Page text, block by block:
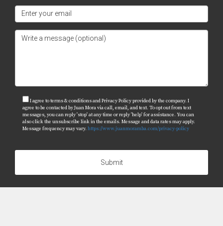
I agree to terms & conditions and Privacy Policy provided by the company. I
agree to be contacted by Juan Mora via call, email, and text. To opt out from text
messages, you can reply 'stop' at any time or reply 'help' for assistance. You can
also click the unsubscribe link in the emails. Message and data rates may apply.
Message frequency may vary. https://www.juanmoramba.com/privacy-policy
Submit